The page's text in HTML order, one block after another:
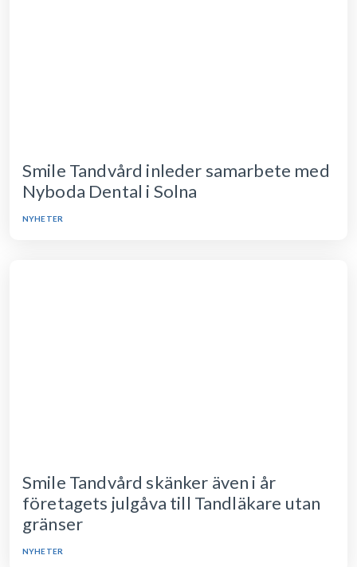
Smile Tandvård inleder samarbete med
Nyboda Dental i Solna
NYHETER
Smile Tandvård skänker även i år
företagets julgåva till Tandläkare utan
gränser
NYHETER